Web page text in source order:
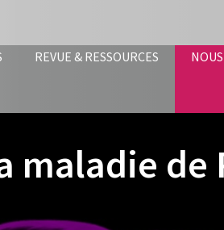
REVUE & RESSOURCES
maladie de